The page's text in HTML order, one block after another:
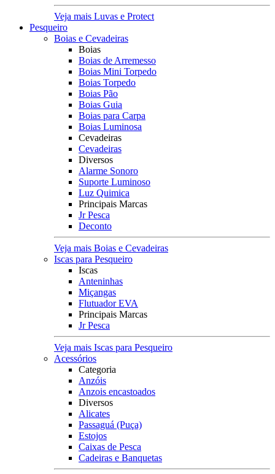
Veja mais Luvas e Protect
Pesqueiro
Boias e Cevadeiras
Boias
Boias de Arremesso
Boias Mini Torpedo
Boias Torpedo
Boias Pão
Boias Guia
Boias para Carpa
Boias Luminosa
Cevadeiras
Cevadeiras
Diversos
Alarme Sonoro
Suporte Luminoso
Luz Quimica
Principais Marcas
Jr Pesca
Deconto
Veja mais Boias e Cevadeiras
Iscas para Pesqueiro
Iscas
Anteninhas
Miçangas
Flutuador EVA
Principais Marcas
Jr Pesca
Veja mais Iscas para Pesqueiro
Acessórios
Categoria
Anzóis
Anzois encastoados
Diversos
Alicates
Passaguá (Puça)
Estojos
Caixas de Pesca
Cadeiras e Banquetas